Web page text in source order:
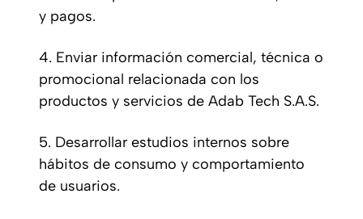
y pagos.
4. Enviar información comercial, técnica o
promocional relacionada con los
productos y servicios de Adab Tech S.A.S.
5. Desarrollar estudios internos sobre
hábitos de consumo y comportamiento
de usuarios.